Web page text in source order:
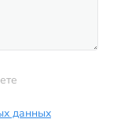
данных